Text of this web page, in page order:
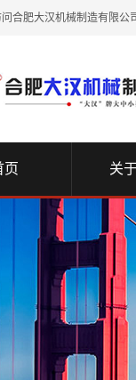
合肥大汉机械制造有限公
页 关